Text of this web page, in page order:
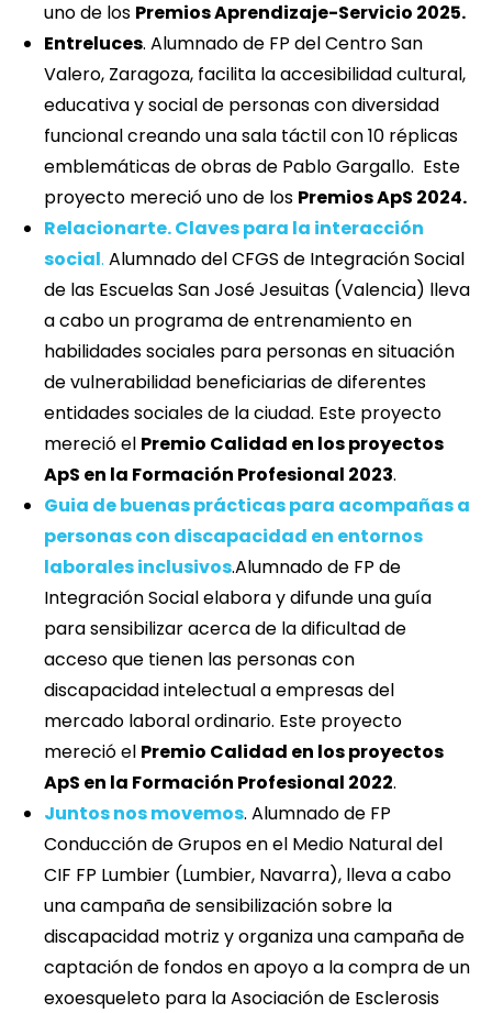
uno de los Premios Aprendizaje-Servicio 2025.
Entreluces. Alumnado de FP del Centro San
Valero, Zaragoza, facilita la accesibilidad cultural,
educativa y social de personas con diversidad
funcional creando una sala táctil con 10 réplicas
emblemáticas de obras de Pablo Gargallo. Este
proyecto mereció uno de los Premios ApS 2024.
Relacionarte. Claves para la interacción
social. Alumnado del CFGS de Integración Social
de las Escuelas San José Jesuitas (Valencia) lleva
a cabo un programa de entrenamiento en
habilidades sociales para personas en situación
de vulnerabilidad beneficiarias de diferentes
entidades sociales de la ciudad. Este proyecto
mereció el Premio Calidad en los proyectos
ApS en la Formación Profesional 2023.
Guia de buenas prácticas para acompañas a
personas con discapacidad en entornos
laborales inclusivos.Alumnado de FP de
Integración Social elabora y difunde una guía
para sensibilizar acerca de la dificultad de
acceso que tienen las personas con
discapacidad intelectual a empresas del
mercado laboral ordinario. Este proyecto
mereció el Premio Calidad en los proyectos
ApS en la Formación Profesional 2022.
Juntos nos movemos. Alumnado de FP
Conducción de Grupos en el Medio Natural del
CIF FP Lumbier (Lumbier, Navarra), lleva a cabo
una campaña de sensibilización sobre la
discapacidad motriz y organiza una campaña de
captación de fondos en apoyo a la compra de un
exoesqueleto para la Asociación de Esclerosis